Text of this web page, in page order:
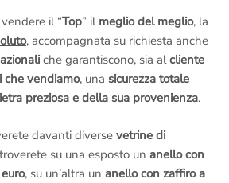
il “Top” il meglio del meglio, la
, accompagnata su richiesta anche
che garantiscono, sia alcliente
che vendiamo, una sicurezza totale
preziosa e della sua provenienza.
davanti diverse vetrine di
su una esposto un anello con
, su un’altra un anello con zaffiro a